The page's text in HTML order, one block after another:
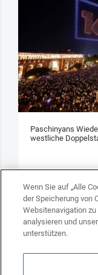
Paschinyans
westliche
Wenn Sie auf „Alle
der Speicherung von
Websitenavigation
analysieren und
unterstützen.